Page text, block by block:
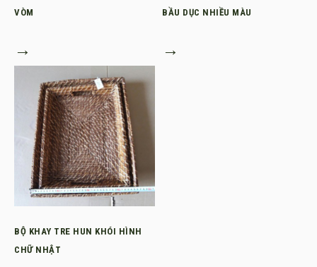
VÒM
→
BẦU DỤC NHIỀU MÀU
→
BỘ KHAY TRE HUN KHÓI HÌNH
CHỮ NHẬT